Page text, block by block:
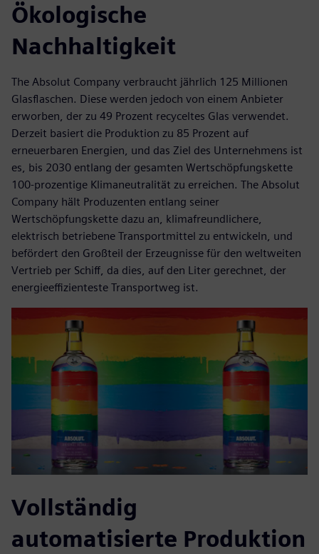
Ökologische
Nachhaltigkeit
The Absolut Company verbraucht jährlich 125 Millionen
Glasflaschen. Diese werden jedoch von einem Anbieter
erworben, der zu 49 Prozent recyceltes Glas verwendet.
Derzeit basiert die Produktion zu 85 Prozent auf
erneuerbaren Energien, und das Ziel des Unternehmens ist
es, bis 2030 entlang der gesamten Wertschöpfungskette
100-prozentige Klimaneutralität zu erreichen. The Absolut
Company hält Produzenten entlang seiner
Wertschöpfungskette dazu an, klimafreundlichere,
elektrisch betriebene Transportmittel zu entwickeln, und
befördert den Großteil der Erzeugnisse für den weltweiten
Vertrieb per Schiff, da dies, auf den Liter gerechnet, der
energieeffizienteste Transportweg ist.
Vollständig
automatisierte Produktion